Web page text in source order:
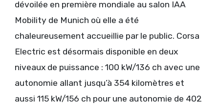
dévoilée en première mondiale au salon IAA
Mobility de Munich où elle a été
chaleureusement accueillie par le public. Corsa
Electric est désormais disponible en deux
niveaux de puissance : 100 kW/136 ch avec une
autonomie allant jusqu’à 354 kilomètres et
aussi 115 kW/156 ch pour une autonomie de 402